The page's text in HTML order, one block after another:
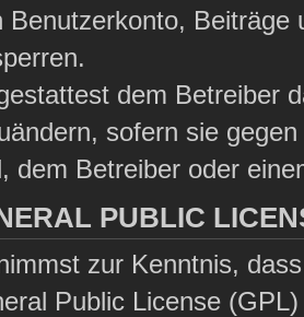
Benutzerkonto, Beiträge
dem Betreiber
sofern sie
dem Betreiber oder
PUBLIC
zur Kenntnis,
Public License